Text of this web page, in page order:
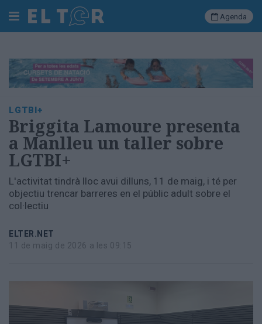
Cerca
Portada
Societat
Política
Municipal
Economia
empresa
Cultura
Ràdio
Manlleu
Agenda
LGTBI+
Briggita Lamoure presenta
a Manlleu un taller sobre
LGTBI+
L'activitat tindrà lloc avui dilluns, 11 de maig, i té per
objectiu trencar barreres en el públic adult sobre el
col·lectiu
ELTER.NET
11 de maig de 2026 a les 09:15